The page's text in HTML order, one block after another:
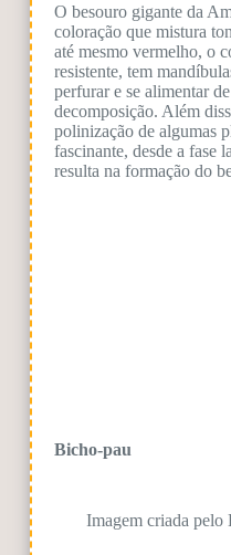
O besouro gigante da
coloração que mistura
até mesmo vermelho, o
resistente, tem
perfurar e se alimentar
decomposição. Além
polinização de algumas
fascinante, desde a fase
resulta na formação do
Bicho-pau
Imagem criada